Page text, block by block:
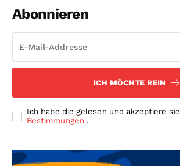
Abonnieren
ICH MÖCHTE REIN
Ich habe die gelesen und akzeptiere sie
Bestimmungen .